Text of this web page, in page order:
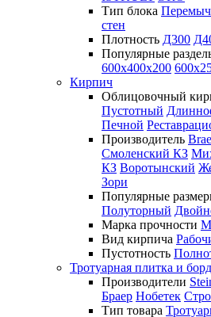
Тип блока
стен
Плотность Д300
Популярные
600х400х200
Кирпич
Облицовочный
Пустотный
Печной
Производитель
Смоленский КЗ
КЗ Воротынский
Зори
Популярные
Полуторный
Марка прочности
Вид кирпича
Пустотность
Тротуарная плитка и
Производители
Браер Нобетек
Тип товара